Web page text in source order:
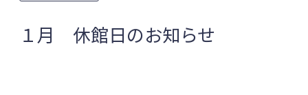
１月 休館日のお知らせ